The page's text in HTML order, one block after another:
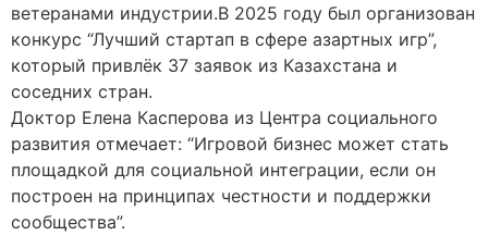
ветеранами индустрии.В 2025 году был организован
конкурс “Лучший стартап в сфере азартных игр”,
который привлёк 37 заявок из Казахстана и
соседних стран.
Доктор Елена Касперова из Центра социального
развития отмечает: “Игровой бизнес может стать
площадкой для социальной интеграции, если он
построен на принципах честности и поддержки
сообщества”.